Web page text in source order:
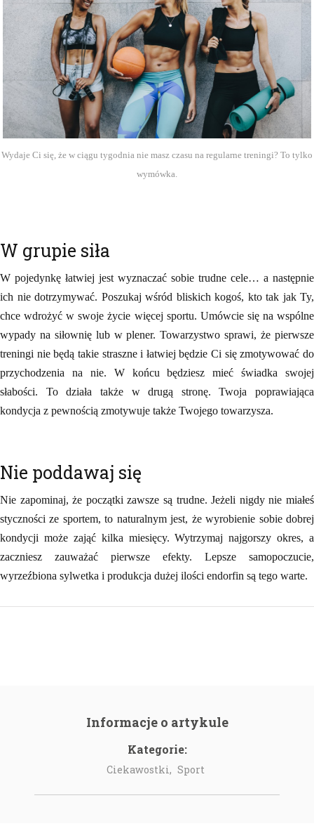
Wydaje Ci się, że w ciągu tygodnia nie masz czasu na regularne treningi? To tylko
wymówka.
W grupie siła
W pojedynkę łatwiej jest wyznaczać sobie trudne cele… a następnie
ich nie dotrzymywać. Poszukaj wśród bliskich kogoś, kto tak jak Ty,
chce wdrożyć w swoje życie więcej sportu. Umówcie się na wspólne
wypady na siłownię lub w plener. Towarzystwo sprawi, że pierwsze
treningi nie będą takie straszne i łatwiej będzie Ci się zmotywować do
przychodzenia na nie. W końcu będziesz mieć świadka swojej
słabości. To działa także w drugą stronę. Twoja poprawiająca
kondycja z pewnością zmotywuje także Twojego towarzysza.
Nie poddawaj się
Nie zapominaj, że początki zawsze są trudne. Jeżeli nigdy nie miałeś
styczności ze sportem, to naturalnym jest, że wyrobienie sobie dobrej
kondycji może zająć kilka miesięcy. Wytrzymaj najgorszy okres, a
zaczniesz zauważać pierwsze efekty. Lepsze samopoczucie,
wyrzeźbiona sylwetka i produkcja dużej ilości endorfin są tego warte.
Informacje o artykule
Kategorie:
Ciekawostki, Sport